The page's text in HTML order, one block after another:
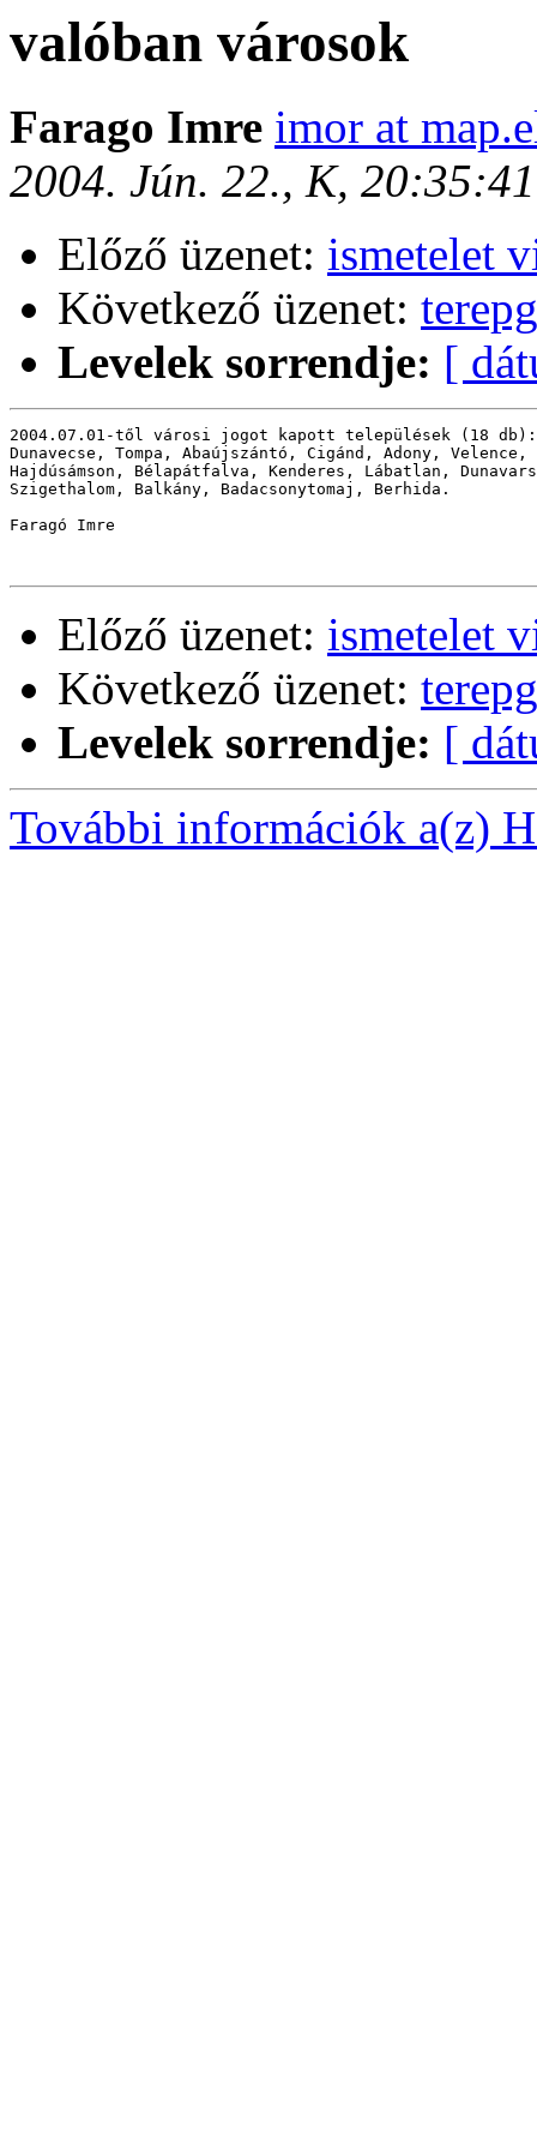
valóban városok
Farago Imre imor at
2004. Jún. 22., K,
Előző üzenet: ismetelet
Következő üzenet:
Levelek sorrendje: [
2004.07.01-től városi jogot kapott települések (18 db):
Dunavecse, Tompa, Abaújszántó, Cigánd, Adony,
Hajdúsámson, Bélapátfalva, Kenderes, Lábatlan,
Szigethalom, Balkány, Badacsonytomaj, Berhida.
Faragó Imre
Előző üzenet: ismetelet
Következő üzenet:
Levelek sorrendje: [
További információk a(z)